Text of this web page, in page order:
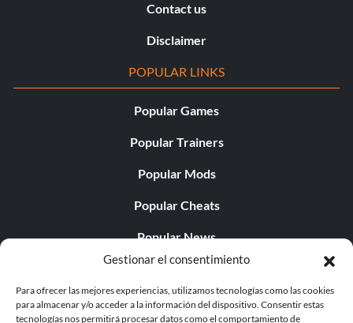
Gestionar el consentimiento
Para ofrecer las mejores experiencias, utilizamos tecnologías como las cookies
para almacenar y/o acceder a la información del dispositivo. Consentir estas
tecnologías nos permitirá procesar datos como el comportamiento de
Contact us
Disclaimer
POPULAR LINKS
Popular Games
Popular Trainers
Popular Mods
Popular Cheats
Popular News
Popular Editorials
Popular Free Games